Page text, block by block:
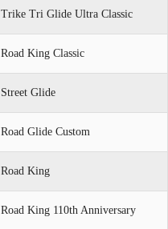
Trike Tri Glide Ultra Classic
Road King Classic
Street Glide
Road Glide Custom
Road King
Road King 110th Anniversary